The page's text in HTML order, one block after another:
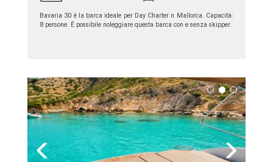
Bavaria 30 è la barca ideale per Day Charter n Mallorca. Capacità:
8 persone. È possibile noleggiare questa barca con e senza skipper.
piú dettagli >>